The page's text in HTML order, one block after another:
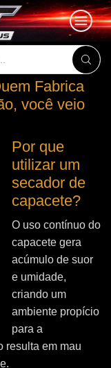
Fabrica
você veio
Por que
utilizar um
secador de
capacete?
O uso contínuo do
capacete gera
acúmulo de suor
e umidade,
criando um
ambiente propício
para a
resulta em mau